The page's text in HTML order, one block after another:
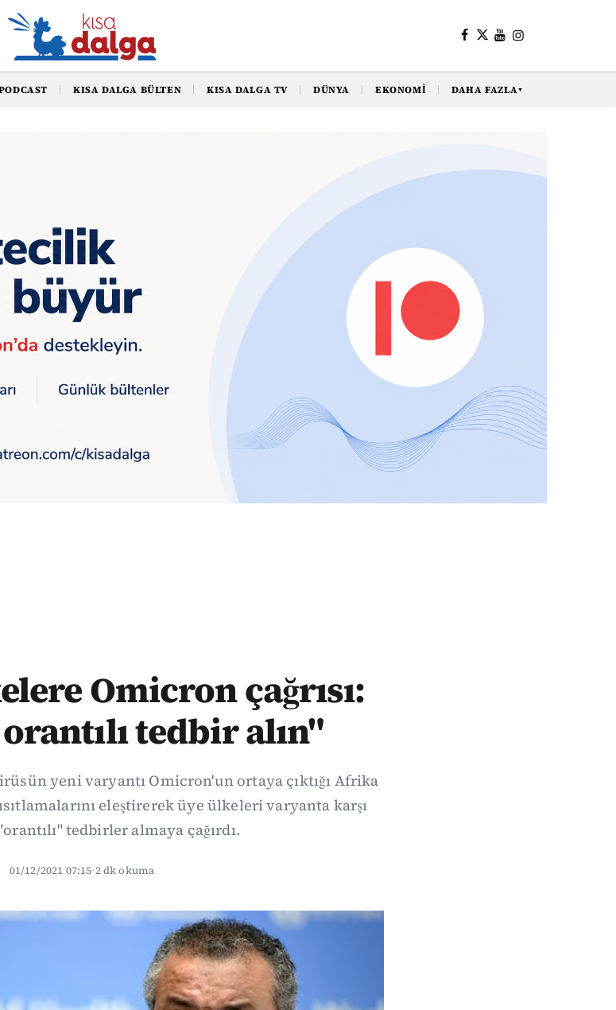
KISA DALGA BÜLTEN KISA DALGA TV DÜNYA EKONOMI DAHA FAZLA▼
Omicron çağrısı:
tedbir alın"
yeni varyantı Omicron'un ortaya çıktığı Afrika
eleştirerek üye ülkeleri varyanta karşı
tedbirler almaya çağırdı.
01/12/2021 07:15·2 dk okuma